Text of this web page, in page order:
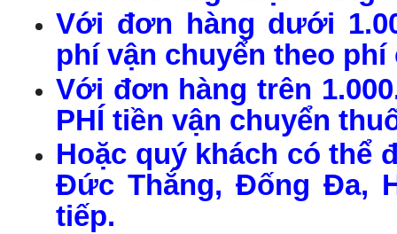
Với đơn hàng dưới
phí vận chuyển theo
Với đơn hàng trên
PHÍ tiền vận chuyển
Hoặc quý khách có thể
Đức Thắng, Đống Đa,
tiếp.